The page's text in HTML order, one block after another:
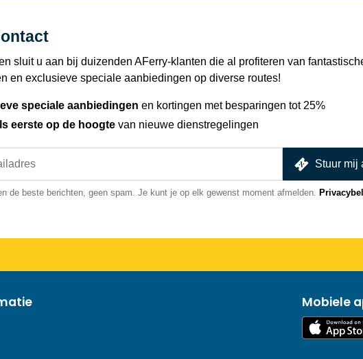
sluit u aan bij duizenden AFerry-klanten die al profiteren van
en exclusieve speciale aanbiedingen op diverse routes!
speciale aanbiedingen en kortingen met besparingen tot 25%
eerste op de hoogte van nieuwe dienstregelingen
Stuur mij
de beste berichten, geen spam. Je kunt je op elk gewenst moment afmelden.
Mobiele